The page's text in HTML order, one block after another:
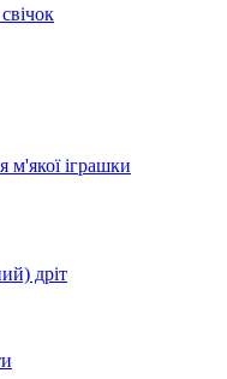
м'якої іграшки
дріт